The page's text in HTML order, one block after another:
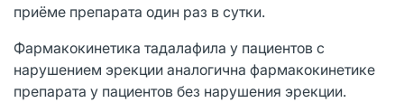
приёме препарата один раз в сутки.
Фармакокинетика тадалафила у пациентов с
нарушением эрекции аналогична фармакокинетике
препарата у пациентов без нарушения эрекции.